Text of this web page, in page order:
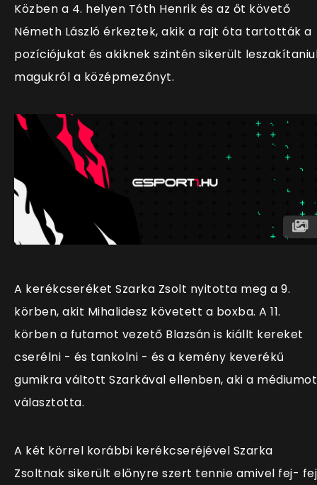
Közben a 4. helyen Tóth Henrik és az őt követő
Németh László érkeztek, akik a rajt óta tartották a
pozíciójukat és akiknek szintén sikerült
magukról a középmezőnyt.
A kerékcseréket Szarka Zsolt nyitotta meg a 9.
körben, akit Mihalidesz követett a boxba. A 11.
körben a futamot vezető Blazsán is kiállt kereket
cserélni - és tankolni - és a kemény keverékű
gumikra váltott Szarkával ellenben, aki a médiumot
választotta.
A két körrel korábbi kerékcseréjével Szarka
Zsoltnak sikerült előnyre szert tennie amivel fej- fej